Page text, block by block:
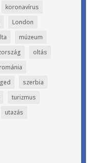
koronavírus
London
múzeum
oltás
szerbia
turizmus
utazás